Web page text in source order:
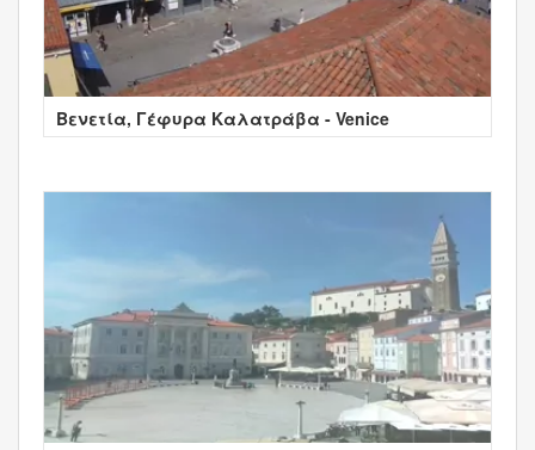
Βενετία, Γέφυρα Καλατράβα - Venice